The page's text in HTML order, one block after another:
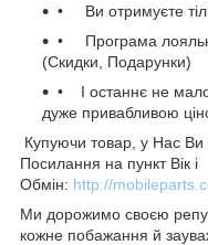
• Ви отримуєте
• Програма
(Скидки, Подарунки)
• І останнє не мало
дуже привабливою
Купуючи товар, у Нас
Посилання на пункт Вік і
Обмін: http://
Ми дорожимо своєю
кожне побажання й